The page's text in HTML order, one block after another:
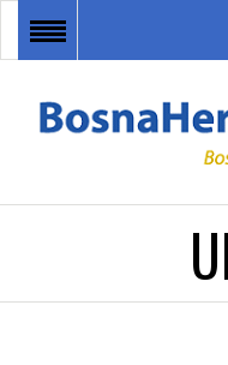
ANA SAYFA
BOSNA HERSEK TURU
ETKİNLİKLER